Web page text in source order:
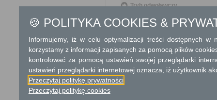
Tryb odwoławczy
Brak
Skargi i wnioski
Przedmiotem skargi może
ich pracowników, naruszenie
spraw.
🍪 POLITYKA COOKIES &
Informujemy, iż w celu optymalizacji treści dostępnych w
korzystamy z informacji zapisanych za pomocą plików
kontrolować za pomocą ustawień swojej przeglądarki
ustawień przeglądarki internetowej oznacza, iż użytkownik
Przeczytaj politykę prywatności
Przeczytaj politykę cookies